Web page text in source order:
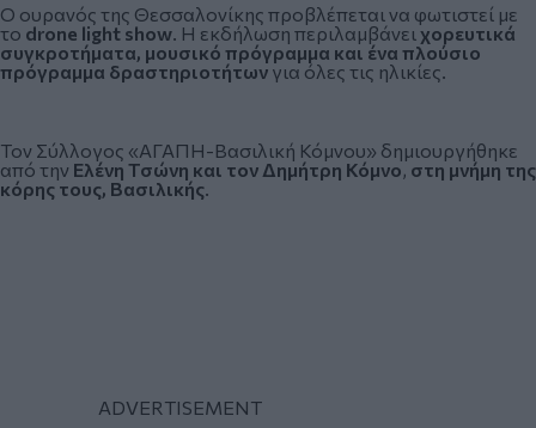
Ο ουρανός της Θεσσαλονίκης προβλέπεται να φωτιστεί με
το drone light show. H εκδήλωση περιλαμβάνει χορευτικά
συγκροτήματα, μουσικό πρόγραμμα και ένα πλούσιο
πρόγραμμα δραστηριοτήτων για όλες τις ηλικίες.
Τον Σύλλογος «ΑΓΑΠΗ-Βασιλική Κόμνου» δημιουργήθηκε
από την Ελένη Τσώνη και τον Δημήτρη Κόμνο, στη μνήμη της
κόρης τους, Βασιλικής.